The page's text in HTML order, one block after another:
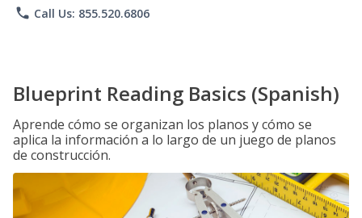
phone Call Us: 855.520.6806
Blueprint Reading Basics (Spanish)
Aprende cómo se organizan los planos y cómo se
aplica la información a lo largo de un juego de planos
de construcción.